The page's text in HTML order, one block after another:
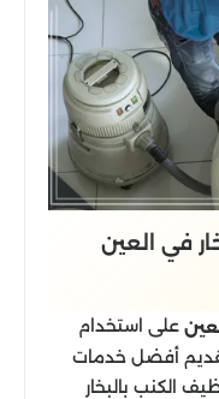
في العين
على استخدام
أفضل خدمات
الكنب بالبخار